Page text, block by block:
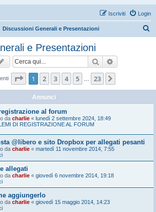
Login
Iscriviti
Discussioni Generali e Presentazioni
e Presentazioni
Cerca
Pagina di 23
1 2 3 4 5 23
Annunci
al forum
da charlie « lunedì 2 settembre 2024, 18:49
DI REGISTRAZIONE AL FORUM
@libero e sito Dropbox per allegati pesanti
da charlie « martedì 11 novembre 2014, 7:55
allegati
da charlie « giovedì 6 novembre 2014, 19:18
aggiungerlo
da charlie « giovedì 15 maggio 2014, 14:23